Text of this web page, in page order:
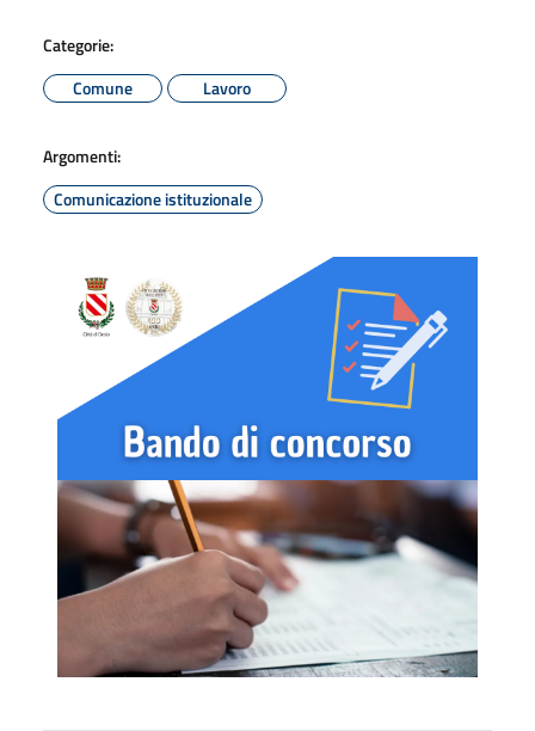
Categorie:
Comune
Lavoro
Argomenti:
Comunicazione istituzionale